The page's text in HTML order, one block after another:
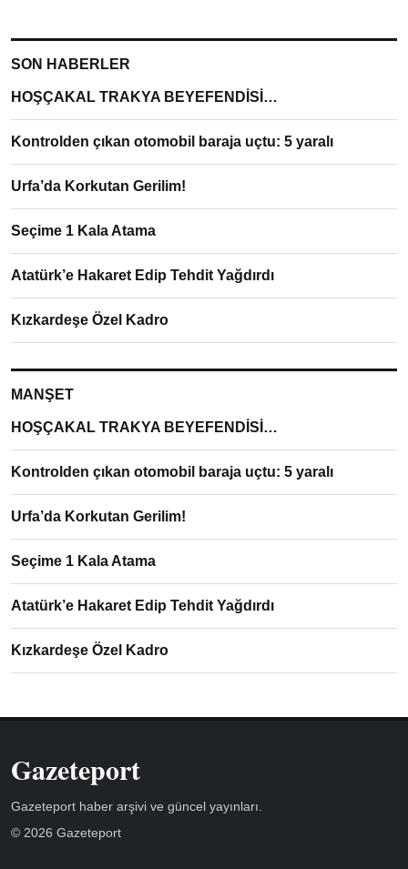
SON HABERLER
HOŞÇAKAL TRAKYA BEYEFENDİSİ…
Kontrolden çıkan otomobil baraja uçtu: 5 yaralı
Urfa’da Korkutan Gerilim!
Seçime 1 Kala Atama
Atatürk’e Hakaret Edip Tehdit Yağdırdı
Kızkardeşe Özel Kadro
MANŞET
HOŞÇAKAL TRAKYA BEYEFENDİSİ…
Kontrolden çıkan otomobil baraja uçtu: 5 yaralı
Urfa’da Korkutan Gerilim!
Seçime 1 Kala Atama
Atatürk’e Hakaret Edip Tehdit Yağdırdı
Kızkardeşe Özel Kadro
Gazeteport
Gazeteport haber arşivi ve güncel yayınları.
© 2026 Gazeteport